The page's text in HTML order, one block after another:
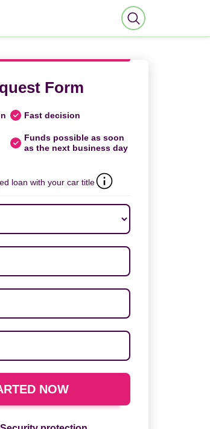
Form
Fast decision
Funds possible as soon
as the next business day
loan with your car title